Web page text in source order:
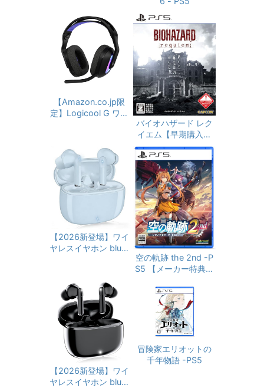
オ 3.5mm usb マイ
ク付き A10-PSGB 国
内正規品
【Amazon.co.jp限
定】Logicool G ワイ
GHTSPEED G522-B
Kd 軽量 マイク付き
Bluetooth 有線 対応
90時間連続使用可能
LIGHTSYNC RGB P
S5 PS4 PC window
s Mac ゲーミング ヘ
ッドセット ヘッドフ
ォン ヘッドホン ブラ
ック 国内正規品 ※A
mazon限定の壁紙ダ
バイオハザード レク
イエム【早期購入特
典】グレース コスチ
ューム「APOCALYP
SE」が入手できるダ
ウンロードコード 同
梱
【2026新登場】ワイ
ヤレスイヤホン bluet
小型軽量 ぶるーとぅ
ーす コードレス人気
最大36時間再生 EN
C通話 マイク付き 自
動ペアリング Type-
C充電 タッチ式音量
調整 Siri対応 (ライト
ブルー)
空の軌跡 the 2nd -P
S5 【メーカー特典あ
『空の軌跡FC』リマ
スター版DLC 同梱 初
回限定特典 DLC衣装
『ヨシュア』
【2026新登場】ワイ
ヤレスイヤホン bluet
冒険家エリオットの
千年物語 -PS5